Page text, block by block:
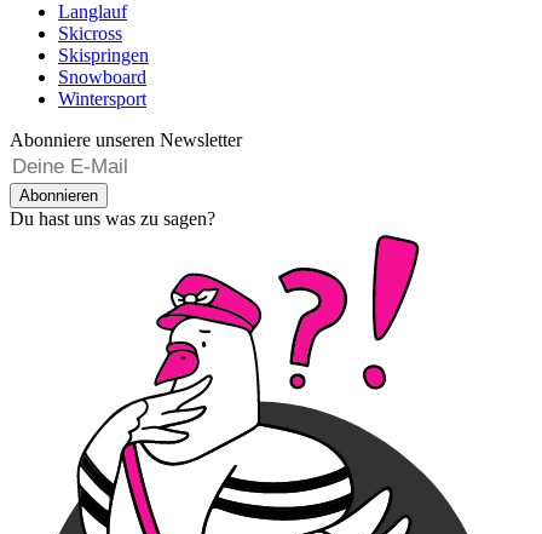
Langlauf
Skicross
Skispringen
Snowboard
Wintersport
Abonniere unseren Newsletter
Abonnieren
Du hast uns was zu sagen?